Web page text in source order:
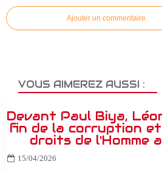
Ajouter un commentaire
VOUS AIMEREZ AUSSI :
Devant Paul Biya,
fin de la corruption
droits de l'Homme
15/04/2026